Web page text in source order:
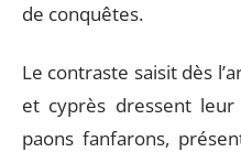
de conquêtes.
Le contraste saisit dès
et cyprès dressent
paons fanfarons,